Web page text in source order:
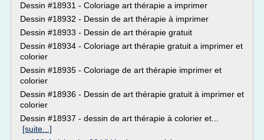
Dessin #18931 - Coloriage art thérapie a imprimer
Dessin #18932 - Dessin de art thérapie à imprimer
Dessin #18933 - Dessin de art thérapie gratuit
Dessin #18934 - Coloriage art thérapie gratuit a imprimer et
colorier
Dessin #18935 - Coloriage de art thérapie imprimer et
colorier
Dessin #18936 - Dessin de art thérapie gratuit à imprimer et
colorier
Dessin #18937 - dessin de art thérapie à colorier et...
[suite...]